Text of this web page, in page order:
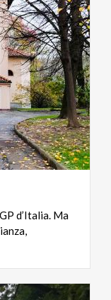
d’Italia. Ma